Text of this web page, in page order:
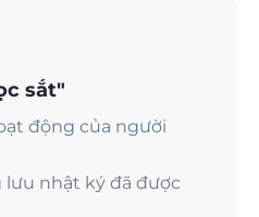
sắt"
động của người
lưu nhật ký đã được